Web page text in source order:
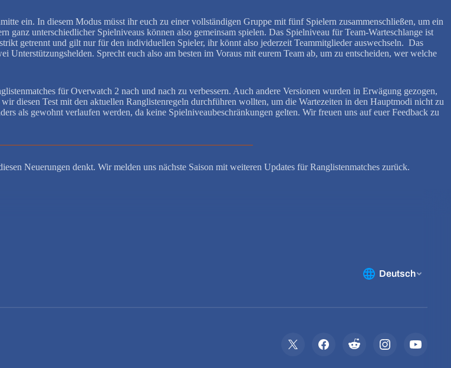
ein. In diesem Modus müsst ihr euch zu einer vollständigen Gruppe mit fünf Spielern zusammenschließen, um ein
ganz unterschiedlicher Spielniveaus können also gemeinsam spielen. Das Spielniveau für Team-Warteschlange ist
getrennt und gilt nur für den individuellen Spieler, ihr könnt also jederzeit Teammitglieder auswechseln. Das
Sprecht euch also am besten im Voraus mit eurem Team ab, um zu entscheiden, wer welche
für Overwatch 2 nach und nach zu verbessern. Auch andere Versionen wurden in Erwägung gezogen,
diesen Test mit den aktuellen Ranglistenregeln durchführen wollten, um die Wartezeiten in den Hauptmodi nicht zu
als gewohnt verlaufen werden, da keine Spielniveaubeschränkungen gelten. Wir freuen uns auf euer Feedback zu
Neuerungen denkt. Wir melden uns nächste Saison mit weiteren Updates für Ranglistenmatches zurück.